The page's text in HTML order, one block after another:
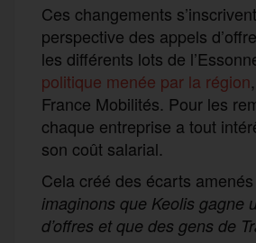
Ces changements
perspective des appels
les différents lots de
politique menée par la région
France Mobilités. Pour les
chaque entreprise a tout
son coût salarial.
Cela créé des écarts
imaginons que Keolis gagne
d’offres et que des gens de